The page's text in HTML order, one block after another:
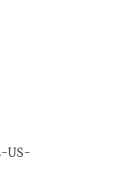
US-